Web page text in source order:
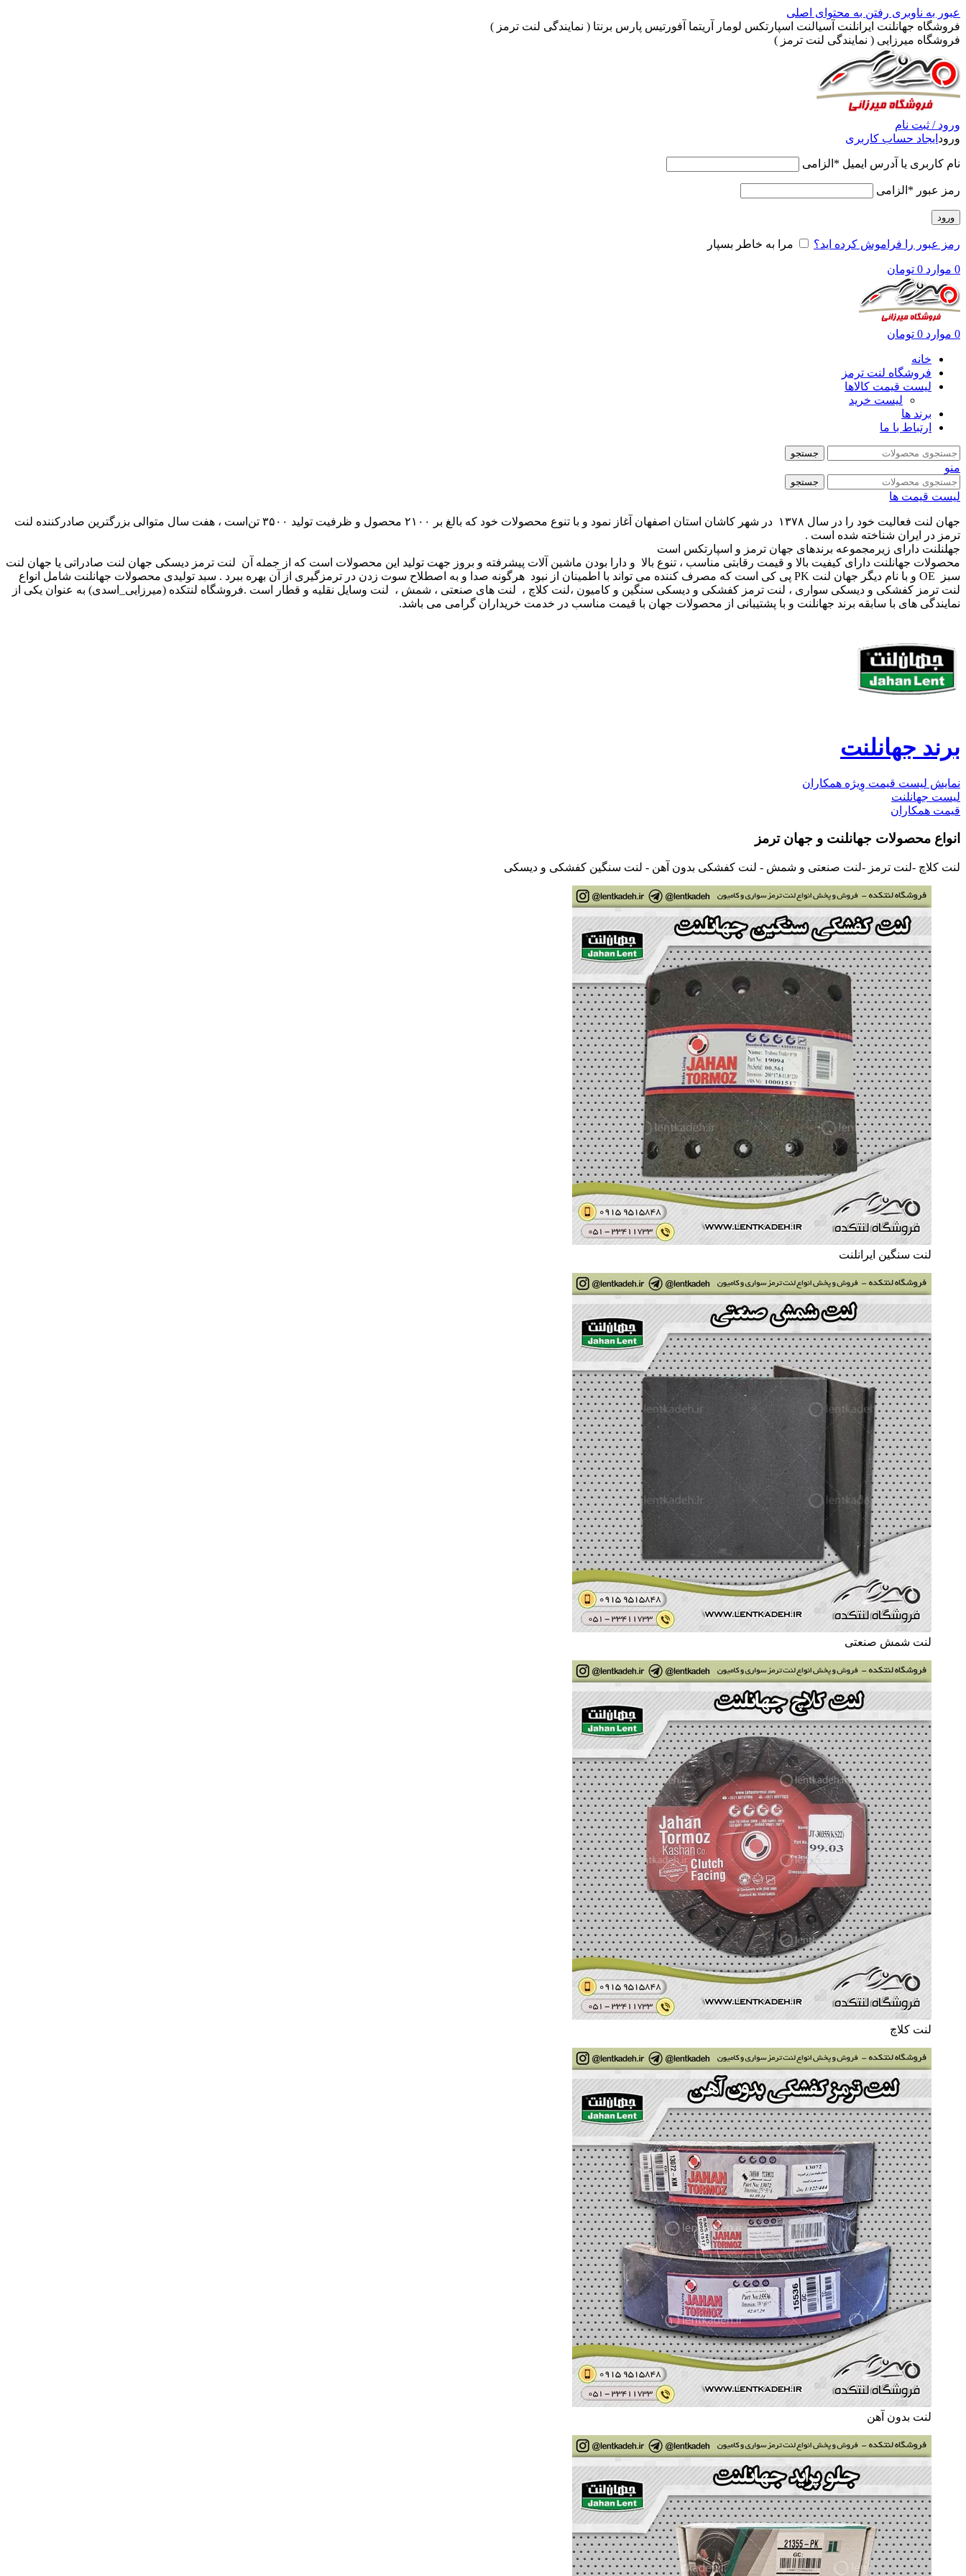
عبور به ناوبری رفتن به محتوای اصلی
فروشگاه جهانلنت ایرانلنت آسیالنت اسپارتکس لومار آریتما آفورتیس پارس برنتا ( نمایندگی لنت ترمز )
فروشگاه میرزایی ( نمایندگی لنت ترمز )
ورود / ثبت نام
ورود ایجاد حساب کاربری
نام کاربری یا آدرس ایمیل * الزامی
رمز عبور * الزامی
ورود
رمز عبور را فراموش کرده اید؟ مرا به خاطر بسپار
0 موارد 0 تومان
0 موارد 0 تومان
خانه
فروشگاه لنت ترمز
لیست قیمت کالاها
لیست خرید
برند ها
ارتباط با ما
جستجو
منو
جستجو
لیست قیمت ها
جهان لنت فعالیت خود را در سال ۱۳۷۸ در شهر کاشان استان اصفهان آغاز نمود و با تنوع محصولات خود که بالغ بر ۲۱۰۰ محصول و ظرفیت تولید ۳۵۰۰ تن‌است ، هفت سال متوالی بزرگترین صادرکننده لنت
ترمز در ایران شناخته شده است .
جهلنلنت دارای زیرمجموعه برندهای جهان ترمز و اسپارتکس است
محصولات جهانلنت دارای کیفیت بالا و قیمت رقابتی مناسب ، تنوع بالا و دارا بودن ماشین آلات پیشرفته و بروز جهت تولید این محصولات است که از جمله آن لنت ترمز دیسکی جهان لنت صادراتی یا جهان لنت
سبز OE و با نام دیگر جهان لنت PK پی کی است که مصرف کننده می تواند با اطمینان از نبود هرگونه صدا و به اصطلاح سوت زدن در ترمزگیری از آن بهره ببرد . سبد تولیدی محصولات جهانلنت شامل انواع
لنت ترمز کفشکی و دیسکی سواری ، لنت ترمز کفشکی و دیسکی سنگین و کامیون ،لنت کلاچ ، لنت های صنعتی ، شمش ، لنت وسایل نقلیه و قطار است .فروشگاه لنتکده (میرزایی_اسدی) به عنوان یکی از
نمایندگی های با سابقه برند جهانلنت و با پشتیبانی از محصولات جهان با قیمت مناسب در خدمت خریداران گرامی می باشد.
برند جهانلنت
نمایش لیست قیمت وِیژه همکاران
لیست جهانلنت
قیمت همکاران
انواع محصولات جهانلنت و جهان ترمز
لنت کلاچ -لنت ترمز -لنت صنعتی و شمش - لنت کفشکی بدون آهن - لنت سنگین کفشکی و دیسکی
لنت سنگین ایرانلنت
لنت شمش صنعتی
لنت کلاچ
لنت بدون آهن